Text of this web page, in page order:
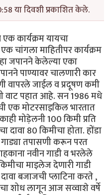
या दिवशी प्रकाशित केले.
कार्यक्रम यायचा
चांगला माहितीपर कार्यक्रम
जपानने केलेल्या एका
पाण्यावर चालणारी कार
वापरले जाईल व प्रदूषण कमी
पहात आहे. सन 1986 मधे
एक मोटरसाइकिल भारतात
मोड़ेलनी 100 किमी प्रति
दावा 80 किमीचा होता. होंडा
तपासणी करून परत
नवीन गाडी व भरलेले
माइलेज देणारी गाडी
बजाजची प्लाटिना करते ,
शोध लागून आज सव्वाशे वर्षे